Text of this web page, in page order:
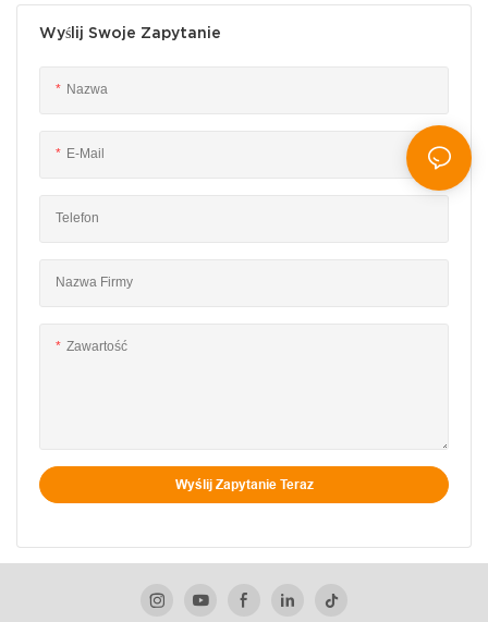
Wyślij Swoje Zapytanie
Nazwa
E-Mail
Telefon
Nazwa Firmy
Zawartość
Wyślij Zapytanie Teraz